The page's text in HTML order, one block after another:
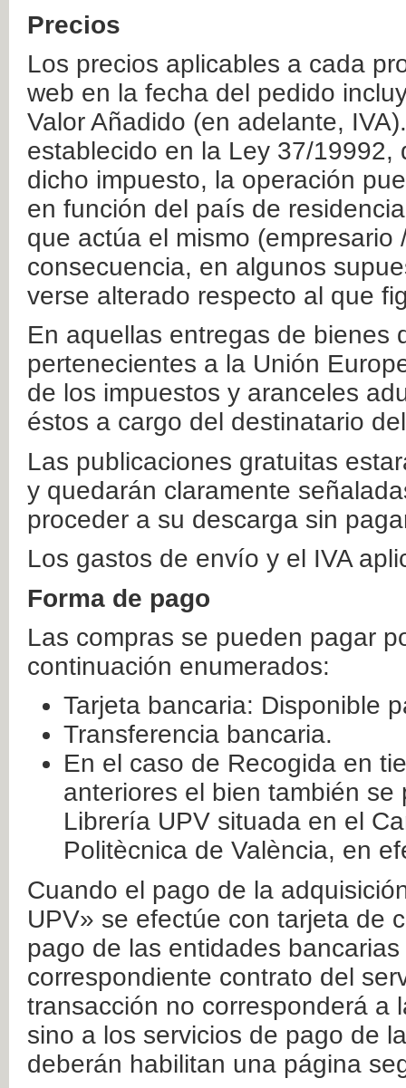
Precios
Los precios aplicables a cada
web en la fecha del pedido
Valor Añadido (en adelante,
establecido en la Ley 37/
dicho impuesto, la operación
en función del país de
que actúa el mismo
consecuencia, en algunos
verse alterado respecto al que
En aquellas entregas de bienes
pertenecientes a la Unión
de los impuestos y aranceles
éstos a cargo del destinatario
Las publicaciones gratuitas
y quedarán claramente
proceder a su descarga sin
Los gastos de envío y el IVA
Forma de pago
Las compras se pueden pagar
continuación enumerados:
Tarjeta bancaria: Disponible
Transferencia bancaria.
En el caso de Recogida en
anteriores el bien también
Librería UPV situada en el
Politècnica de València, en
Cuando el pago de la
UPV» se efectúe con tarjeta de
pago de las entidades
correspondiente contrato del
transacción no corresponderá a
sino a los servicios de pago de
deberán habilitan una página